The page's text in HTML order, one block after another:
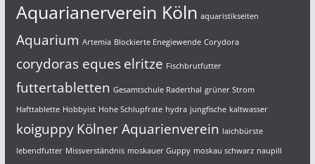
Aquarianerverein Köln aquaristikseiten
Aquarium Artemia Blockierte Enegiewende Corydora
corydoras eques elritze Fischbrutfutter
futtertabletten Gesamtschule Raderthal grüner Strom
Hafttablette Hobbyist Hohe Schlupfrate hydra jungfische kaltwasser
koiguppy Kölner Aquarienverein laichbürste
lebendfutter Missverständnis moskauer Guppy moskau schwarz naupill